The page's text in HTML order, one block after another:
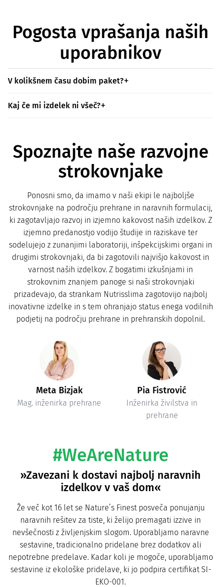
Pogosta vprašanja naših
uporabnikov
V kolikšnem času dobim paket?
Kaj če mi izdelek ni všeč?
Spoznajte naše razvojne
strokovnjake
Ponosni smo, da imamo v naši ekipi le najboljše
strokovnjake na področju prehrane in naravnih formulacij,
ki zagotavljajo razvoj in izjemno kakovost naših izdelkov. Z
izjemno predanostjo vodijo študije in raziskave ter
sodelujejo z zunanjimi laboratoriji, inšpekcijskimi organi in
drugimi strokovnjaki, da bi zagotovili najvišjo kakovost in
varnost naših izdelkov. Z bogatimi izkušnjami in
strokovnim znanjem panoge si naši strokovnjaki
prizadevajo, da strankam Nutrisslima zagotovijo najbolj
inovativne izdelke in s tem ohranjajo status enega vodilnih
podjetij na področju prehrane in prehranskih dopolnil.
Meta Bizjak
Mag. inženirka prehrane
Pia Fistrović
Inženirka živilstva in
prehrane
#WeAreNature
»Zavezani k dostavi najbolj naravnih
izdelkov v vaš dom«
Že več kot 16 let se Nature’s Finest posveča ponujanju
naravnih rešitev za tiste, ki želijo premagati izzive in
nevšečnosti z življenjskim slogom. Uporabljamo naravne
sestavine, tradicionalno pridelane brez dodatkov ali
nepotrebne predelave. Kadar koli je mogoče, uporabljamo
sestavine iz ekološke pridelave, ki jo podpira certifikat SI-
EKO-001.